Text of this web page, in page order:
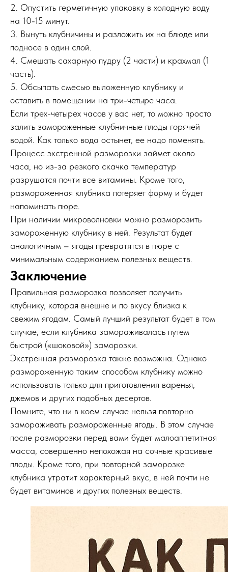
2. Опустить герметичную упаковку в холодную воду
на 10-15 минут.
3. Вынуть клубничины и разложить их на блюде или
подносе в один слой.
4. Смешать сахарную пудру (2 части) и крахмал (1
часть).
5. Обсыпать смесью выложенную клубнику и
оставить в помещении на три-четыре часа.
Если трех-четырех часов у вас нет, то можно просто
залить замороженные клубничные плоды горячей
водой. Как только вода остынет, ее надо поменять.
Процесс экстренной разморозки займет около
часа, но из-за резкого скачка температур
разрушатся почти все витамины. Кроме того,
размороженная клубника потеряет форму и будет
напоминать пюре.
При наличии микроволновки можно разморозить
замороженную клубнику в ней. Результат будет
аналогичным – ягоды превратятся в пюре с
минимальным содержанием полезных веществ.
Заключение
Правильная разморозка позволяет получить
клубнику, которая внешне и по вкусу близка к
свежим ягодам. Самый лучший результат будет в том
случае, если клубника замораживалась путем
быстрой («шоковой») заморозки.
Экстренная разморозка также возможна. Однако
размороженную таким способом клубнику можно
использовать только для приготовления варенья,
джемов и других подобных десертов.
Помните, что ни в коем случае нельзя повторно
замораживать размороженные ягоды. В этом случае
после разморозки перед вами будет малоаппетитная
масса, совершенно непохожая на сочные красивые
плоды. Кроме того, при повторной заморозке
клубника утратит характерный вкус, в ней почти не
будет витаминов и других полезных веществ.